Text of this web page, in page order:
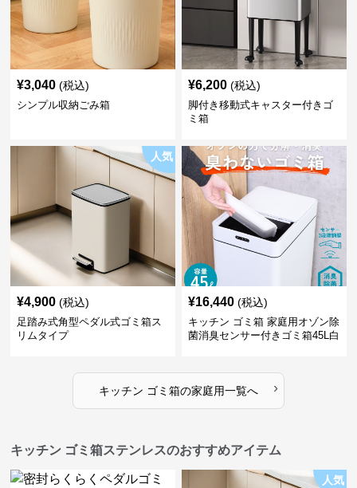
¥3,040 (税込)
シンプル収納ごみ箱
¥6,200 (税込)
脚付き移動式キャスター付きゴ
ミ箱
人気
¥4,900 (税込)
足踏み式角型ペダル式ゴミ箱ス
リムタイプ
¥16,440 (税込)
キッチン ゴミ箱 家庭用オゾン除
菌消臭センサー付きゴミ箱45L白
キッチン ゴミ箱の家庭用一覧へ ›
キッチン ゴミ箱ステンレスのおすすめアイテム
人気